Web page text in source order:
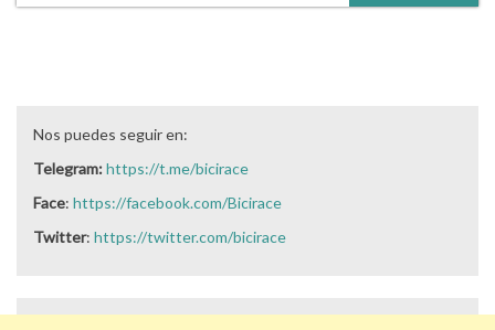
Nos puedes seguir en:
Telegram:https://t.me/bicirace
Face: https://facebook.com/Bicirace
Twitter: https://twitter.com/bicirace